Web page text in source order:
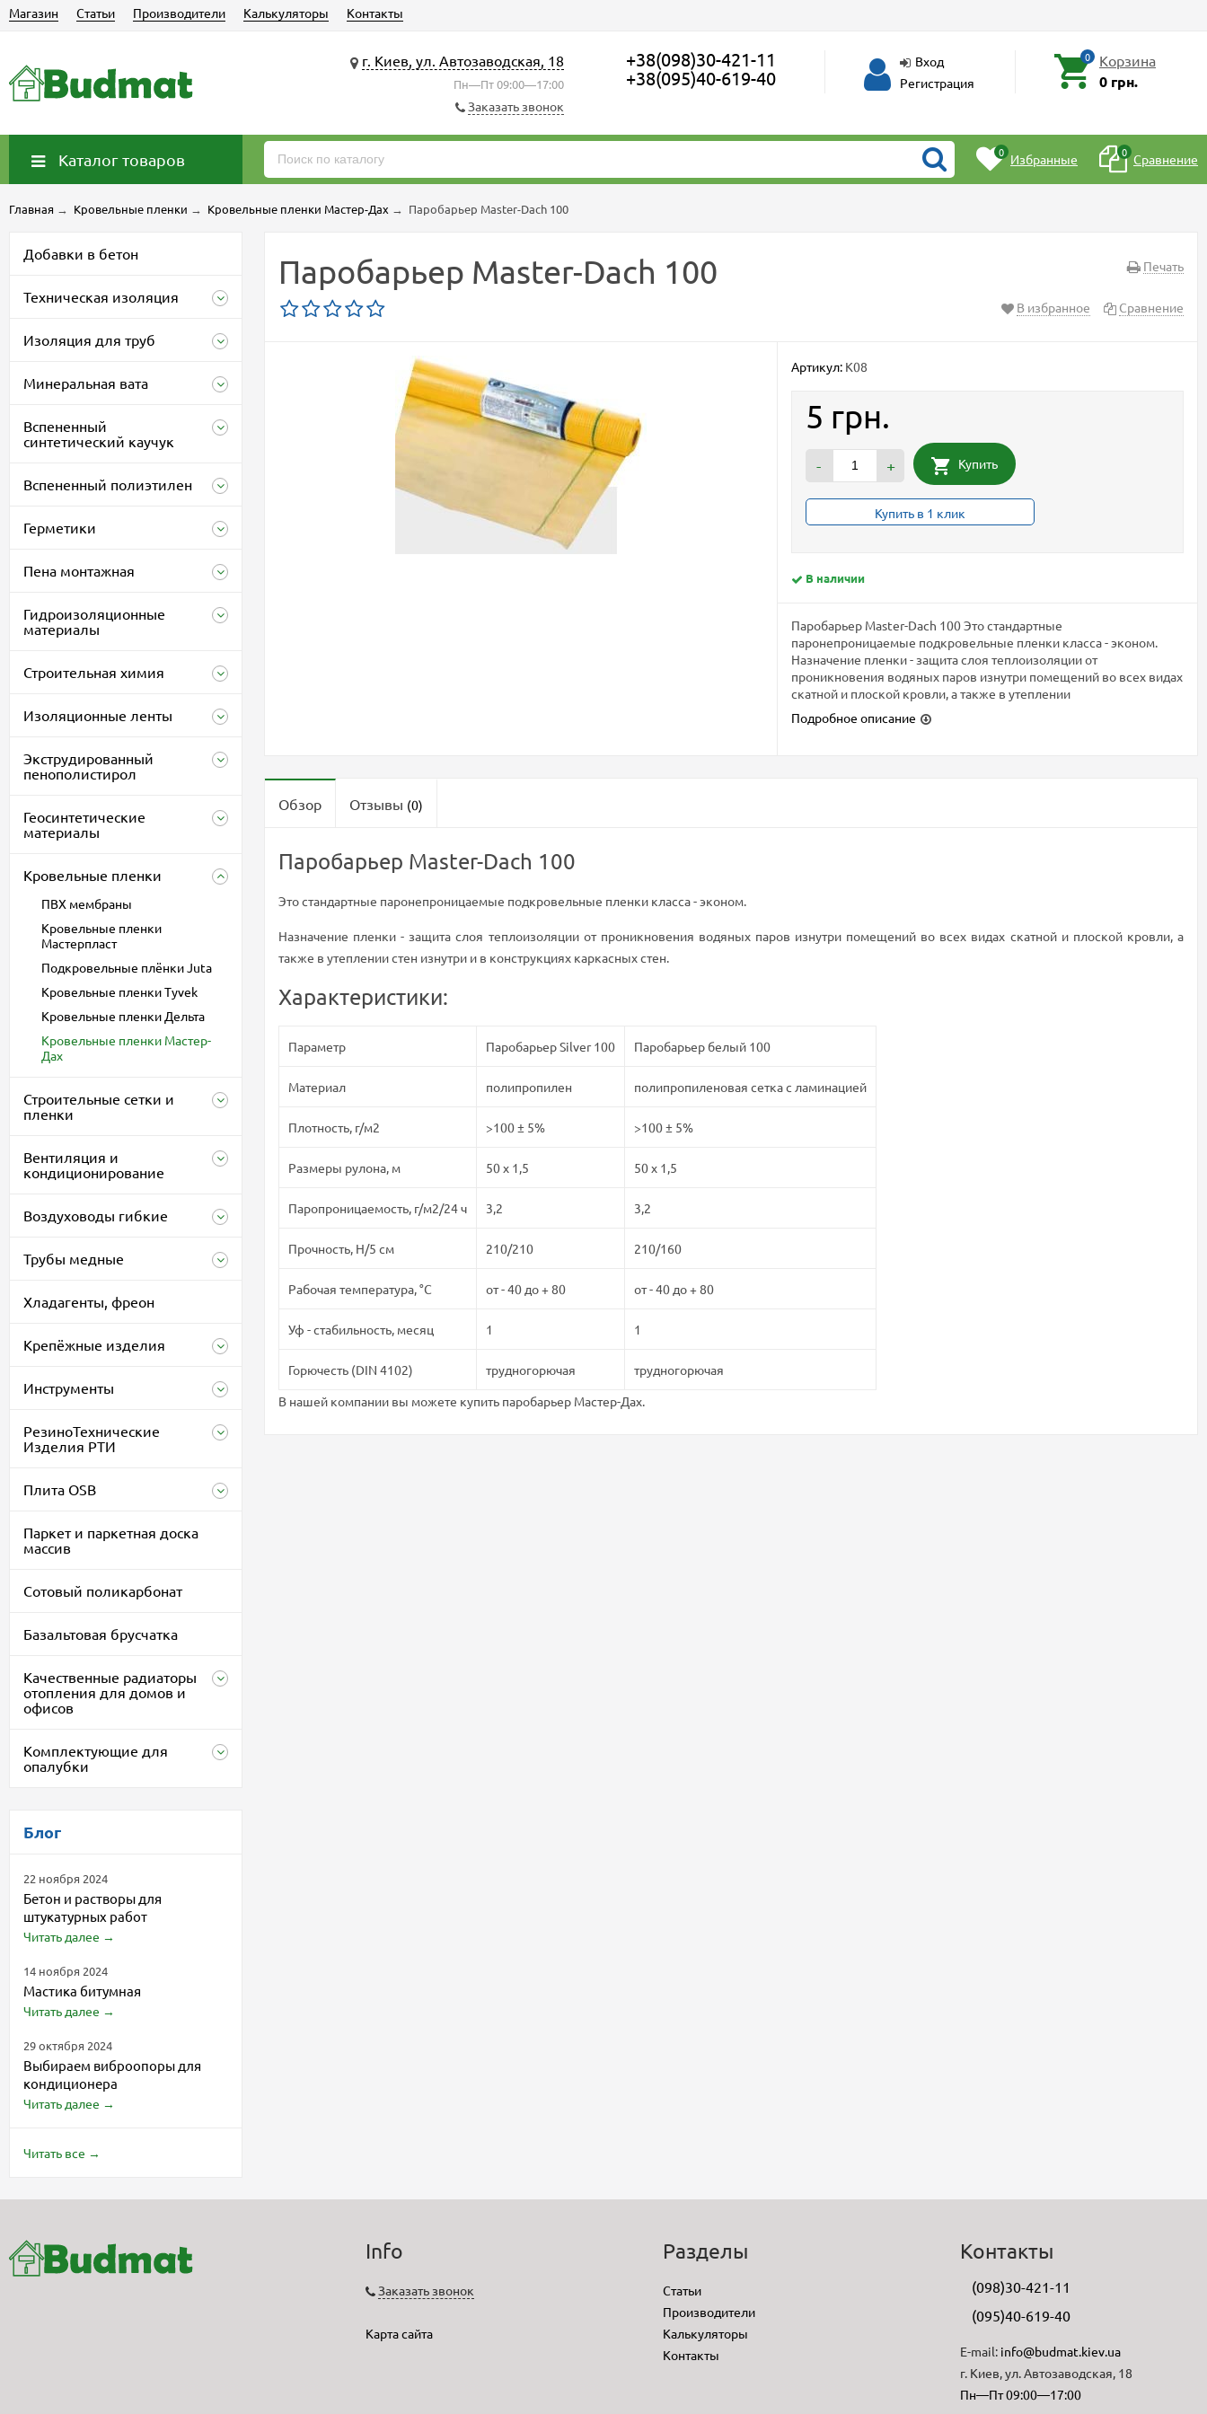
Магазин Статьи Производители Калькуляторы Контакты
г. Киев, ул. Автозаводская, 18
Пн—Пт 09:00—17:00
Заказать звонок
+38(098)30-421-11
+38(095)40-619-40
Вход
Регистрация
0 Корзина
0 грн.
Каталог товаров 0 Избранные 0 Сравнение
Главная → Кровельные пленки → Кровельные пленки Мастер-Дах → Паробарьер Master-Dach 100
Добавки в бетон
Техническая изоляция
Изоляция для труб
Минеральная вата
Вспененный
синтетический каучук
Вспененный полиэтилен
Герметики
Пена монтажная
Гидроизоляционные
материалы
Строительная химия
Изоляционные ленты
Экструдированный
пенополистирол
Геосинтетические
материалы
Кровельные пленки
ПВХ мембраны
Кровельные пленки
Мастерпласт
Подкровельные плёнки Juta
Кровельные пленки Tyvek
Кровельные пленки Дельта
Кровельные пленки Мастер-
Дах
Строительные сетки и
пленки
Вентиляция и
кондиционирование
Воздуховоды гибкие
Трубы медные
Хладагенты, фреон
Крепёжные изделия
Инструменты
РезиноТехнические
Изделия РТИ
Плита OSB
Паркет и паркетная доска
массив
Сотовый поликарбонат
Базальтовая брусчатка
Качественные радиаторы
отопления для домов и
офисов
Комплектующие для
опалубки
Блог
22 ноября 2024
Бетон и растворы для
штукатурных работ
Читать далее →
14 ноября 2024
Мастика битумная
Читать далее →
29 октября 2024
Выбираем виброопоры для
кондиционера
Читать далее →
Читать все →
Печать
Паробарьер Master-Dach 100
В избранное Сравнение
Артикул: K08
5 грн.
- + Купить
Купить в 1 клик
В наличии
Паробарьер Master-Dach 100 Это стандартные
паронепроницаемые подкровельные пленки класса - эконом.
Назначение пленки - защита слоя теплоизоляции от
проникновения водяных паров изнутри помещений во всех видах
скатной и плоской кровли, а также в утеплении
Подробное описание
Обзор Отзывы (0)
Паробарьер Master-Dach 100
Это стандартные паронепроницаемые подкровельные пленки класса - эконом.
Назначение пленки - защита слоя теплоизоляции от проникновения водяных паров изнутри помещений во всех видах скатной и плоской кровли, а
также в утеплении стен изнутри и в конструкциях каркасных стен.
Характеристики:
Параметр Паробарьер Silver 100 Паробарьер белый 100
Материал полипропилен полипропиленовая сетка с ламинацией
Плотность, г/м2 >100 ± 5% >100 ± 5%
Размеры рулона, м 50 x 1,5 50 x 1,5
Паропроницаемость, г/м2/24 ч 3,2 3,2
Прочность, Н/5 см 210/210 210/160
Рабочая температура, °С от - 40 до + 80 от - 40 до + 80
Уф - стабильность, месяц 1 1
Горючесть (DIN 4102) трудногорючая
трудногорючая
В нашей компании вы можете купить паробарьер Мастер-Дах.
Info
Заказать звонок
Карта сайта
Разделы
Статьи
Производители
Калькуляторы
Контакты
Контакты
(098)30-421-11
(095)40-619-40
E-mail: info@budmat.kiev.ua
г. Киев, ул. Автозаводская, 18
Пн—Пт 09:00—17:00